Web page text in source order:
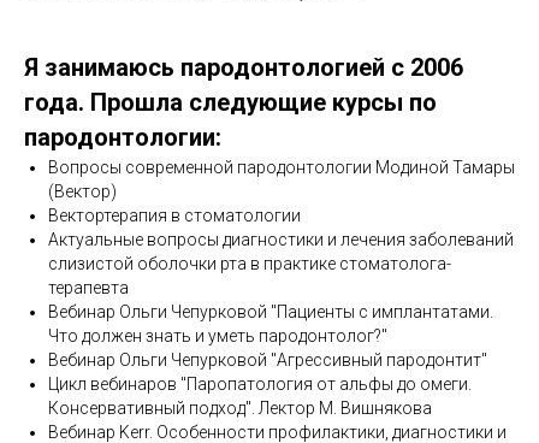
Я занимаюсь пародонтологией с 2006
года. Прошла следующие курсы по
пародонтологии:
Вопросы современной пародонтологии Модиной Тамары
(Вектор)
Вектортерапия в стоматологии
Актуальные вопросы диагностики и лечения заболеваний
слизистой оболочки рта в практике стоматолога-
терапевта
Вебинар Ольги Чепурковой "Пациенты с имплантатами.
Что должен знать и уметь пародонтолог?"
Вебинар Ольги Чепурковой "Агрессивный пародонтит"
Цикл вебинаров "Паропатология от альфы до омеги.
Консервативный подход". Лектор М. Вишнякова
Вебинар Kerr. Особенности профилактики, диагностики и